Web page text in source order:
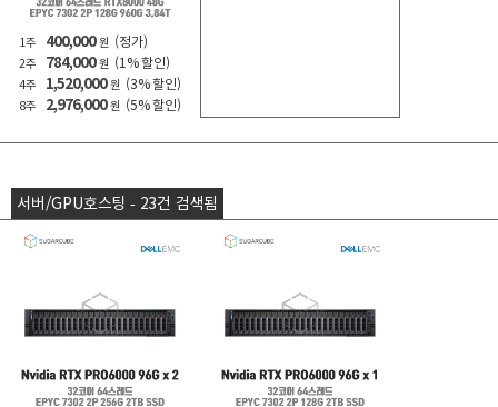
1주 400,000 원 (정가)
2주 784,000 원 (1% 할인)
4주 1,520,000 원 (3% 할인)
8주 2,976,000 원 (5% 할인)
서버/GPU호스팅 - 23건 검색됨